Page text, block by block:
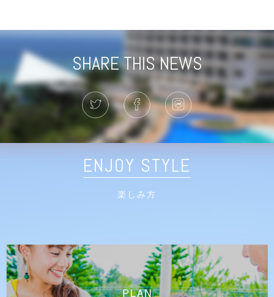
SHARE THIS NEWS
ENJOY STYLE
楽しみ方